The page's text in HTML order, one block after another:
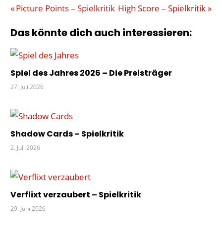
KINDERSPIEL
WETTLAUF
ZAUBERER
Beitragsnavigation
Vorheriger
Picture Points – Spielkritik Nächster
High Score – Spielkritik
Das könnte dich auch interessieren:
Spiel des Jahres 2026 – Die Preisträger
27. Juli 2026
Shadow Cards – Spielkritik
2. Juli 2026
Verflixt verzaubert – Spielkritik
29. Juni 2026